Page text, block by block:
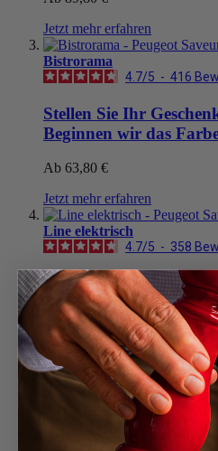
Jetzt mehr erfahren
Bistrorama
4.7/5 - 416
Stellen Sie Ihr
Beginnen wir das
Ab 63,80 €
Jetzt mehr erfahren
Line elektrisch
4.7/5 - 358
Duo, elektrisch,
carbon u. Salz...
Carbone & Alu
169,90 €
In den Warenkorb
Schwarz Alu
169,90 €
In den Warenkorb